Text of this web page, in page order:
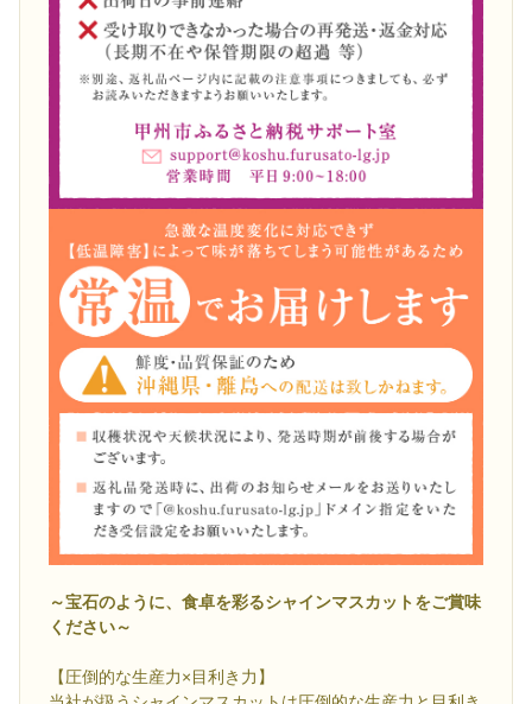
～宝石のように、食卓を彩るシャインマスカットをご賞味
ください～
【圧倒的な生産力×目利き力】